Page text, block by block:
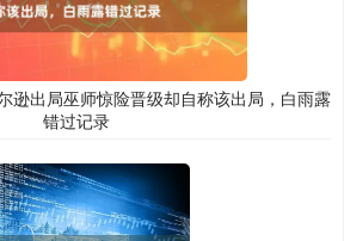
逊出局巫师惊险晋级却自称该出局，白雨露
错过记录